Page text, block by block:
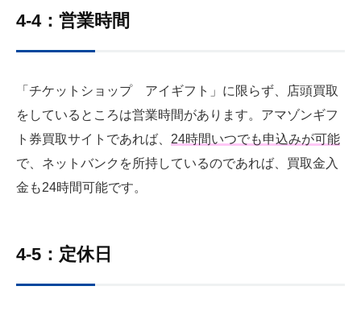
4-4：営業時間
「チケットショップ アイギフト」に限らず、店頭買取
をしているところは営業時間があります。アマゾンギフ
ト券買取サイトであれば、 24時間いつでも申込みが可能
で、ネットバンクを所持しているのであれば、買取金入
金も24時間可能です。
4-5：定休日